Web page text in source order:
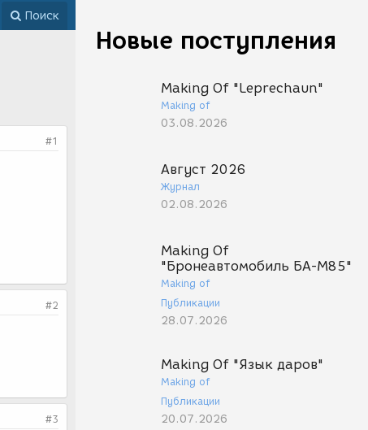
Новые поступления
Making Of "Leprechaun"
Making of
03.08.2026
Август 2026
Журнал
02.08.2026
Making Of
"Бронеавтомобиль БА-М85"
Making of
Публикации
28.07.2026
Making Of "Язык даров"
Making of
Публикации
20.07.2026
Поиск
#1
#2
#3